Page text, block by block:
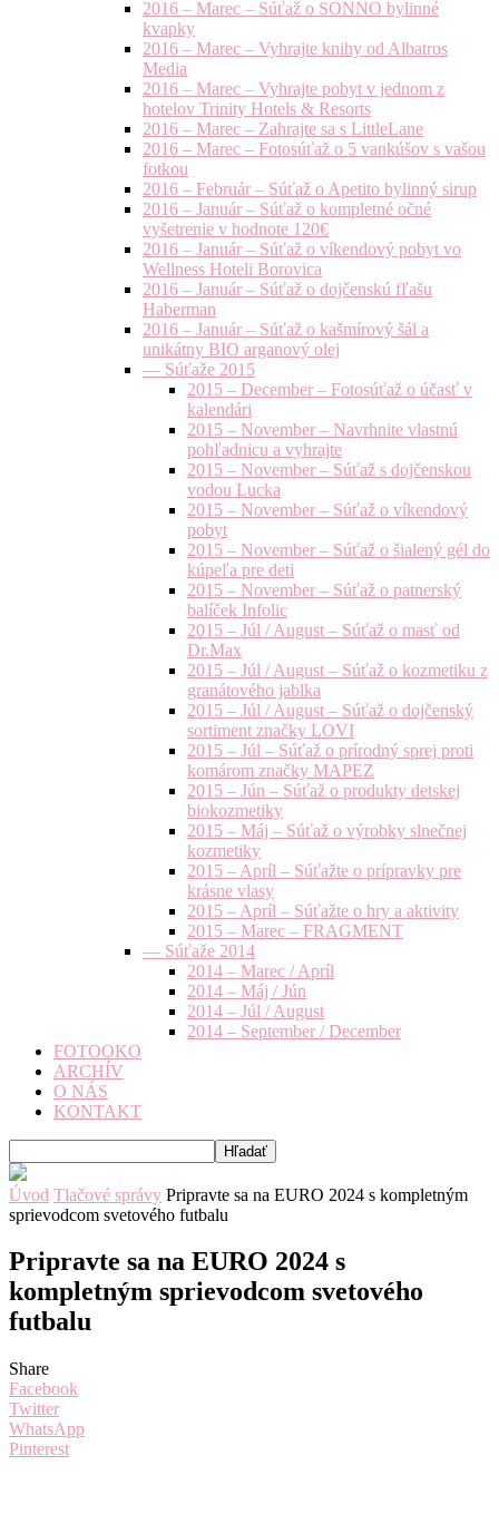
2016 – Marec – Súťaž o SONNO bylinné
kvapky
2016 – Marec – Vyhrajte knihy od Albatros
Media
2016 – Marec – Vyhrajte pobyt v jednom z
hotelov Trinity Hotels & Resorts
2016 – Marec – Zahrajte sa s LittleLane
2016 – Marec – Fotosúťaž o 5 vankúšov s vašou
fotkou
2016 – Február – Súťaž o Apetito bylinný sirup
2016 – Január – Súťaž o kompletné očné
vyšetrenie v hodnote 120€
2016 – Január – Súťaž o víkendový pobyt vo
Wellness Hoteli Borovica
2016 – Január – Súťaž o dojčenskú fľašu
Haberman
2016 – Január – Súťaž o kašmírový šál a
unikátny BIO arganový olej
— Súťaže 2015
2015 – December – Fotosúťaž o účasť v
kalendári
2015 – November – Navrhnite vlastnú
pohľadnicu a vyhrajte
2015 – November – Súťaž s dojčenskou
vodou Lucka
2015 – November – Súťaž o víkendový
pobyt
2015 – November – Súťaž o šialený gél do
kúpeľa pre deti
2015 – November – Súťaž o patnerský
balíček Infolic
2015 – Júl / August – Súťaž o masť od
Dr.Max
2015 – Júl / August – Súťaž o kozmetiku z
granátového jablka
2015 – Júl / August – Súťaž o dojčenský
sortiment značky LOVI
2015 – Júl – Súťaž o prírodný sprej proti
komárom značky MAPEZ
2015 – Jún – Súťaž o produkty detskej
biokozmetiky
2015 – Máj – Súťaž o výrobky slnečnej
kozmetiky
2015 – Apríl – Súťažte o prípravky pre
krásne vlasy
2015 – Apríl – Súťažte o hry a aktivity
2015 – Marec – FRAGMENT
— Súťaže 2014
2014 – Marec / Apríl
2014 – Máj / Jún
2014 – Júl / August
2014 – September / December
FOTOOKO
ARCHÍV
O NÁS
KONTAKT
Úvod Tlačové správy Pripravte sa na EURO 2024 s kompletným
sprievodcom svetového futbalu
Pripravte sa na EURO 2024 s
kompletným sprievodcom svetového
futbalu
Share
Facebook
Twitter
WhatsApp
Pinterest